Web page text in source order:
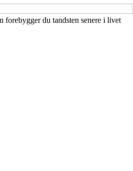
forebygger du tandsten senere i livet